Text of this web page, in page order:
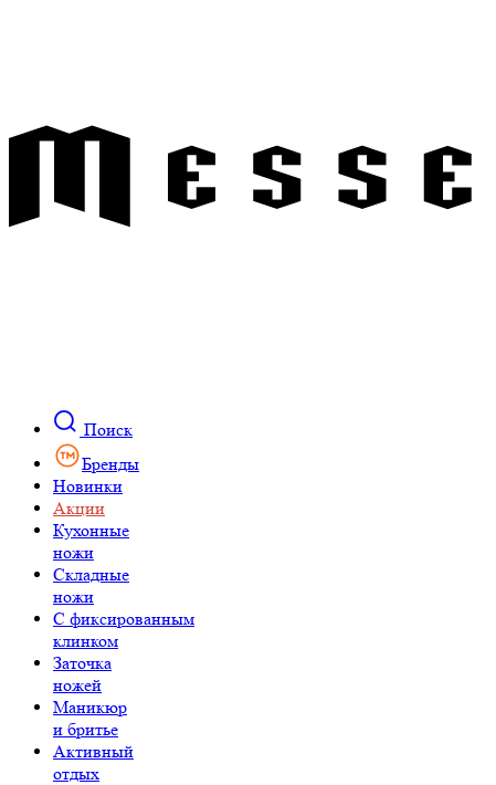
Поиск
Бренды
Новинки
Акции
Кухонные
ножи
Складные
ножи
C фиксированным
клинком
Заточка
ножей
Маникюр
и бритье
Активный
отдых